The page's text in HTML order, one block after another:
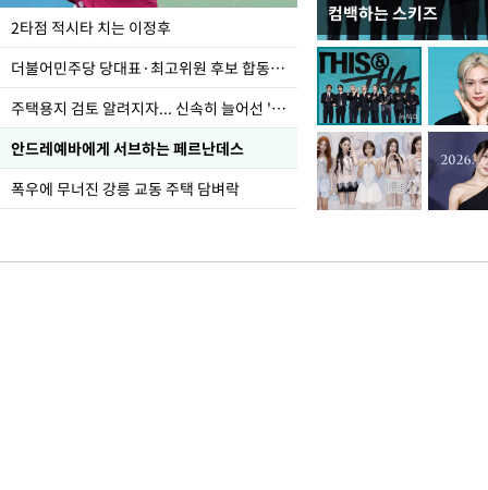
2타점 적시타 치는 이정후
더불어민주당 당대표·최고위원 후보 합동연설회
주택용지 검토 알려지자... 신속히 늘어선 '근조화환'
안드레예바에게 서브하는 페르난데스
폭우에 무너진 강릉 교동 주택 담벼락
컴백하는 스키즈
이번주 국회에는 무